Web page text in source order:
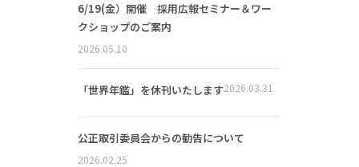
6/19(金）開催 採用広報セミナー＆ワー
クショップのご案内
2026.05.10
「世界年鑑」を休刊いたします2026.03.31
公正取引委員会からの勧告について
2026.02.25